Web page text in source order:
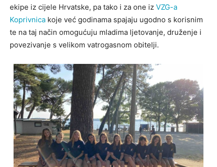
ekipe iz cijele Hrvatske, pa tako i za one iz VZG-a
Koprivnica koje već godinama spajaju ugodno s korisnim
te na taj način omogućuju mladima ljetovanje, druženje i
povezivanje s velikom vatrogasnom obitelji.